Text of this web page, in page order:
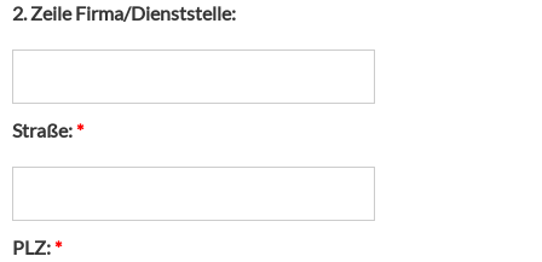
2. Zeile Firma/Dienststelle:
Straße:*
PLZ:*